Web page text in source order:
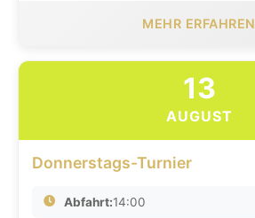
MEHR ERFAHREN
13
AUGUST
Donnerstags-Turnier
Abfahrt:14:00